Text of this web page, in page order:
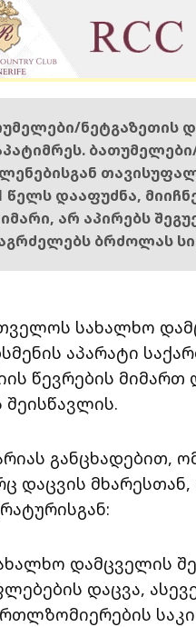
ნეტგაზეთის
წელს დააფუძნა,
არ აპირებს
ბრძოლას
სახალხო
აპარატი
წევრების
შეისწავლის.
განცხადებით,
დაცვის
დამცველის
დაცვა,